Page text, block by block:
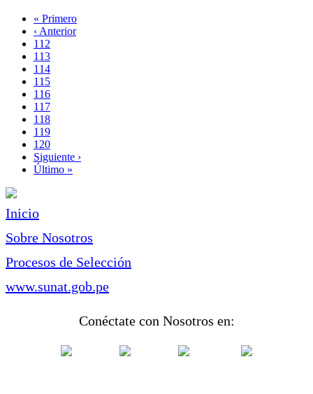
Paginación
Primera
página
« Primero
Página
anterior
‹ Anterior
Page
112
Page
113
Page
114
Page
115
Página
actual
116
Page
117
Page
118
Page
119
Page
120
Siguiente
página
Siguiente ›
Última
Último »
Inicio
Sobre Nosotros
Procesos de Selección
www.sunat.gob.pe
Conéctate con Nosotros en: